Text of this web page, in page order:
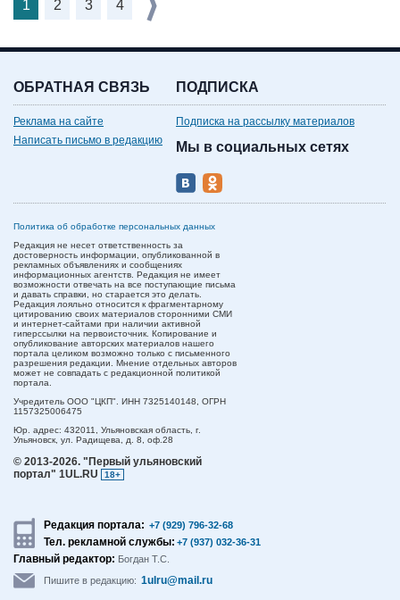
1 2 3 4
ОБРАТНАЯ СВЯЗЬ
Реклама на сайте
Написать письмо в редакцию
ПОДПИСКА
Подписка на рассылку материалов
Мы в социальных сетях
Политика об обработке персональных данных
Редакция не несет ответственность за
достоверность информации, опубликованной в
рекламных объявлениях и сообщениях
информационных агентств. Редакция не имеет
возможности отвечать на все поступающие письма
и давать справки, но старается это делать.
Редакция лояльно относится к фрагментарному
цитированию своих материалов сторонними СМИ
и интернет-сайтами при наличии активной
гиперссылки на первоисточник. Копирование и
опубликование авторских материалов нашего
портала целиком возможно только с письменного
разрешения редакции. Мнение отдельных авторов
может не совпадать с редакционной политикой
портала.
Учредитель ООО "ЦКП". ИНН 7325140148, ОГРН
1157325006475
Юр. адрес: 432011, Ульяновская область, г.
Ульяновск, ул. Радищева, д. 8, оф.28
© 2013-2026. "Первый ульяновский
портал" 1UL.RU
18+
Редакция портала: +7 (929) 796-32-68
Тел. рекламной службы: +7 (937) 032-36-31
Главный редактор: Богдан Т.С.
Пишите в редакцию: 1ulru@mail.ru